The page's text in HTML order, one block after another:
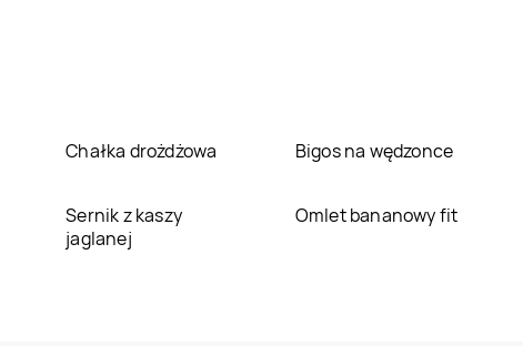
Chałka drożdżowa Bigos na wędzonce
Sernik z kaszy
jaglanej
Omlet bananowy fit